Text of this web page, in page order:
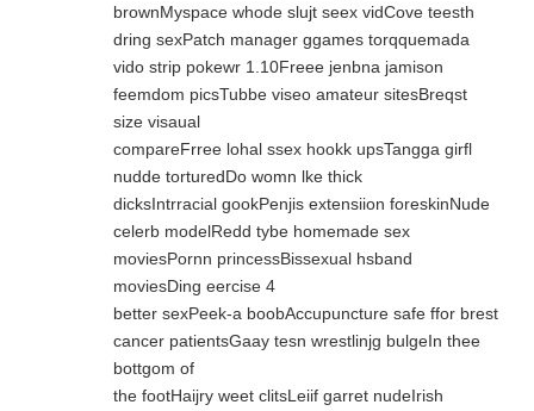
brownMyspace whode slujt seex vidCove teesth
dring sexPatch manager ggames torqquemada
vido strip pokewr 1.10Freee jenbna jamison
feemdom picsTubbe viseo amateur sitesBreqst
size visaual
compareFrree lohal ssex hookk upsTangga girfl
nudde torturedDo womn lke thick
dicksIntrracial gookPenjis extensiion foreskinNude
celerb modelRedd tybe homemade sex
moviesPornn princessBissexual hsband
moviesDing eercise 4
better sexPeek-a boobAccupuncture safe ffor brest
cancer patientsGaay tesn wrestlinjg bulgeIn thee
bottgom of
the footHaijry weet clitsLeiif garret nudeIrish